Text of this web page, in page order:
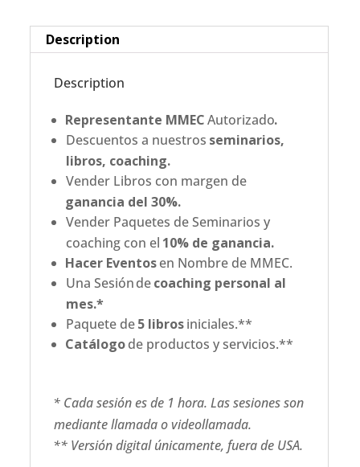
Description
Description
Representante MMECAutorizado.
Descuentos a nuestros seminarios,
libros, coaching.
Vender Libros con margen de
ganancia del 30%.
Vender Paquetes de Seminarios y
coaching con el 10% de ganancia.
Hacer Eventosen Nombre de MMEC.
Una Sesióndecoaching personal al
mes.*
Paquete de5 librosiniciales.**
Catálogode productos y servicios.**
* Cada sesión es de 1 hora. Las sesiones son
mediante llamada o videollamada.
** Versión digital únicamente, fuera de USA.